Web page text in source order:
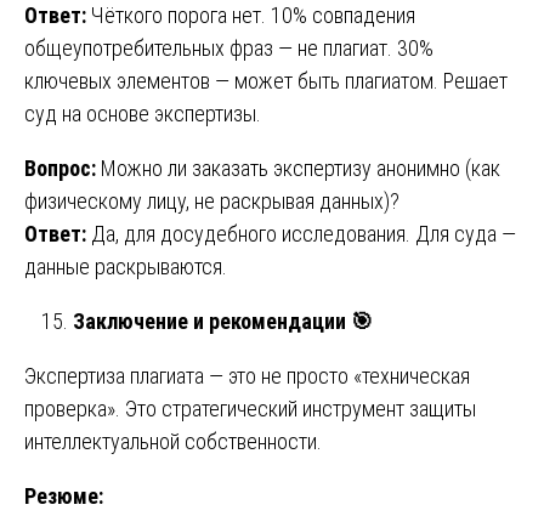
Ответ: Чёткого порога нет. 10% совпадения
общеупотребительных фраз — не плагиат. 30%
ключевых элементов — может быть плагиатом. Решает
суд на основе экспертизы.
Вопрос: Можно ли заказать экспертизу анонимно (как
физическому лицу, не раскрывая данных)?
Ответ: Да, для досудебного исследования. Для суда —
данные раскрываются.
Заключение и рекомендации 🎯
Экспертиза плагиата — это не просто «техническая
проверка». Это стратегический инструмент защиты
интеллектуальной собственности.
Резюме: